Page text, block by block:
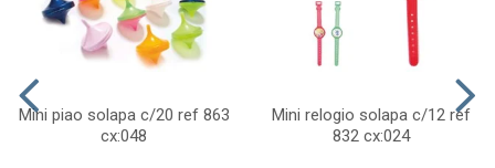
Mini piao solapa c/20 ref 863
cx:048
Mini relogio solapa c/12 ref
832 cx:024